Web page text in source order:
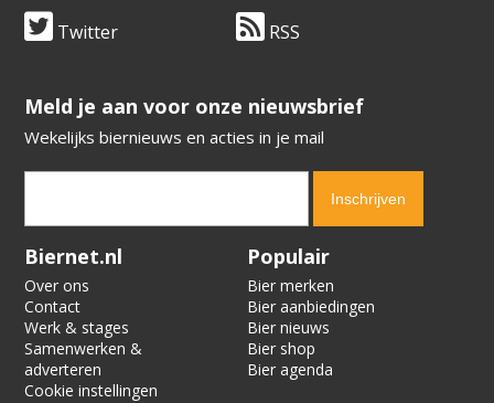
Twitter RSS
​​​​​​​Meld je aan voor onze nieuwsbrief
Wekelijks biernieuws en acties in je mail
Verification code:
Biernet.nl
Over ons
Contact
Werk & stages
Samenwerken &
adverteren
Cookie instellingen
Populair
Bier merken
Bier aanbiedingen
Bier nieuws
Bier shop
Bier agenda